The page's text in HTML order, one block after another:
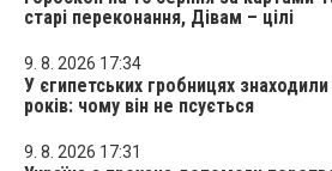
старі переконання, Дівам – цілі
9. 8. 2026 17:34
У єгипетських гробницях
років: чому він не псується
9. 8. 2026 17:31